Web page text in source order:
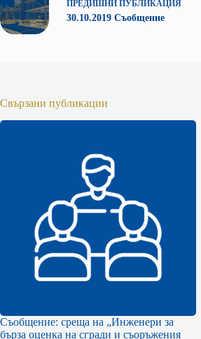
ПРЕДИШНИ ПУБЛИКАЦИЯ
30.10.2019 Съобщение
Свързани публикации
Съобщение: среща на „Инженери за
бърза оценка на сгради и съоръжения